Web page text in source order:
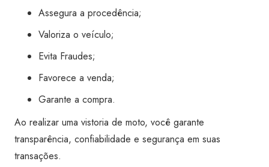
Assegura a procedência;
Valoriza o veículo;
Evita Fraudes;
Favorece a venda;
Garante a compra.
Ao realizar uma vistoria de moto, você garante
transparência, confiabilidade e segurança em suas
transações.